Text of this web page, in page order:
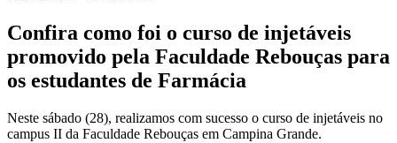
Confira como foi o curso de injetáveis
promovido pela Faculdade Rebouças para
os estudantes de Farmácia
Neste sábado (28), realizamos com sucesso o curso de injetáveis no
campus II da Faculdade Rebouças em Campina Grande.